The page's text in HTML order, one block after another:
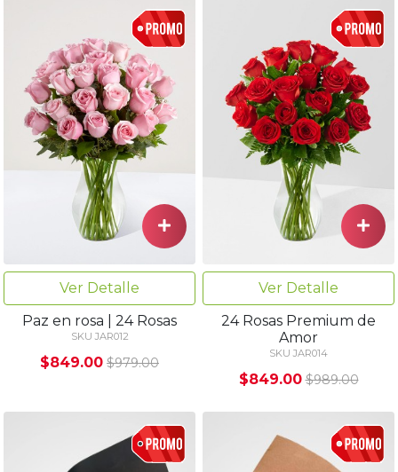
Ver Detalle
Paz en rosa | 24 Rosas
SKU JAR012
$849.00 $979.00
Ver Detalle
24 Rosas Premium de
Amor
SKU JAR014
$849.00 $989.00